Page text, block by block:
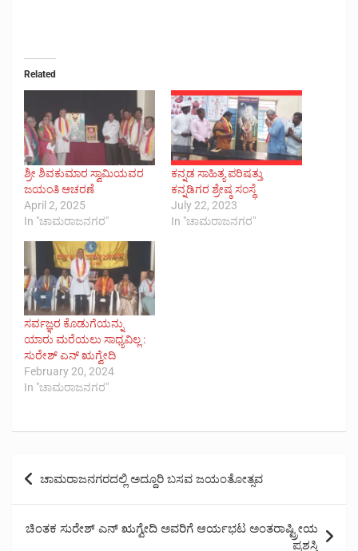
Related
ಶ್ರೀ ಶಿವಕುಮಾರ ಸ್ವಾಮಿಯವರ
ಜಯಂತಿ ಆಚರಣೆ
April 2, 2025
In "ಚಾಮರಾಜನಗರ"
ಕನ್ನಡ ಸಾಹಿತ್ಯ ಪರಿಷತ್ತು
ಕನ್ನಡಿಗರ ಶ್ರೇಷ್ಠ ಸಂಸ್ಥೆ
July 22, 2023
In "ಚಾಮರಾಜನಗರ"
ಸರ್ವಜ್ಞರ ಕೊಡುಗೆಯನ್ನು
ಯಾರು ಮರೆಯಲು ಸಾಧ್ಯವಿಲ್ಲ :
ಸುರೇಶ್ ಎನ್ ಋಗ್ವೇದಿ
February 20, 2024
In "ಚಾಮರಾಜನಗರ"
Post
navigation
ಚಾಮರಾಜನಗರದಲ್ಲಿ ಅದ್ದೂರಿ ಬಸವ ಜಯಂತೋತ್ಸವ
ಚಿಂತಕ ಸುರೇಶ್ ಎನ್ ಋಗ್ವೇದಿ ಅವರಿಗೆ ಆರ್ಯಭಟ ಅಂತರಾಷ್ಟ್ರೀಯ
ಪ್ರಶಸ್ತಿ